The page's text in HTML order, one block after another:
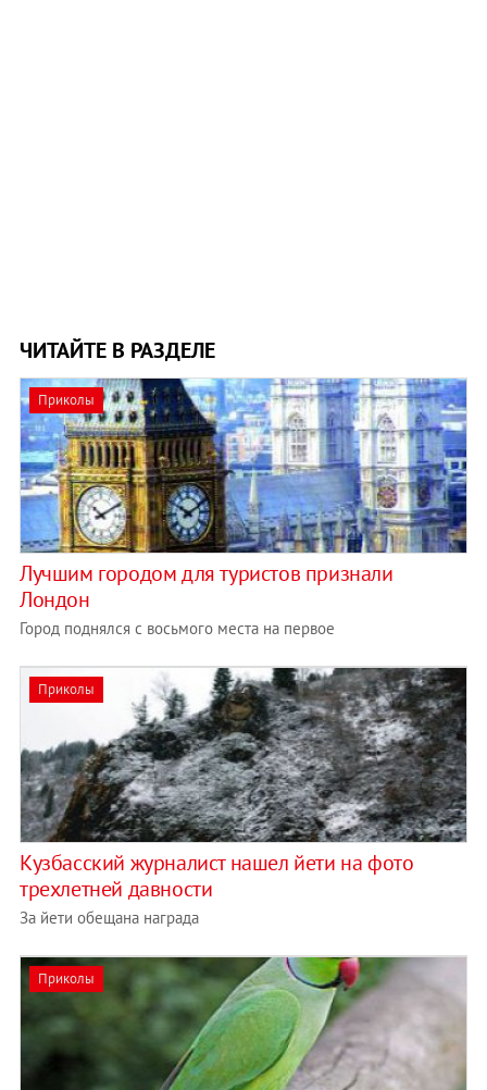
ЧИТАЙТЕ В РАЗДЕЛЕ
Приколы
Лучшим городом для туристов признали
Лондон
Город поднялся с восьмого места на первое
Приколы
Кузбасский журналист нашел йети на фото
трехлетней давности
За йети обещана награда
Приколы